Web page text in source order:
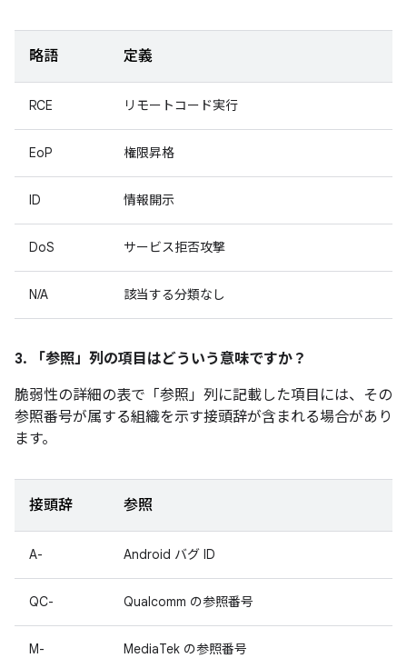
略語 定義
RCE リモートコード実行
EoP 権限昇格
ID 情報開示
DoS サービス拒否攻撃
N/A 該当する分類なし
3. 「参照」 列の項目はどういう意味ですか？
脆弱性の詳細の表で「参照」 列に記載した項目には、その
参照番号が属する組織を示す接頭辞が含まれる場合があり
ます。
接頭辞 参照
A- Android バグ ID
QC- Qualcomm の参照番号
M- MediaTek の参照番号